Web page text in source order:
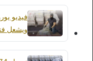
فيديو
ويشعل